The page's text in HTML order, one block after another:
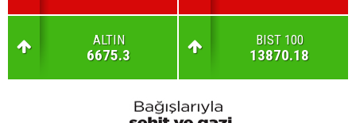
ALTIN
6675.3
BIST 100
13870.18